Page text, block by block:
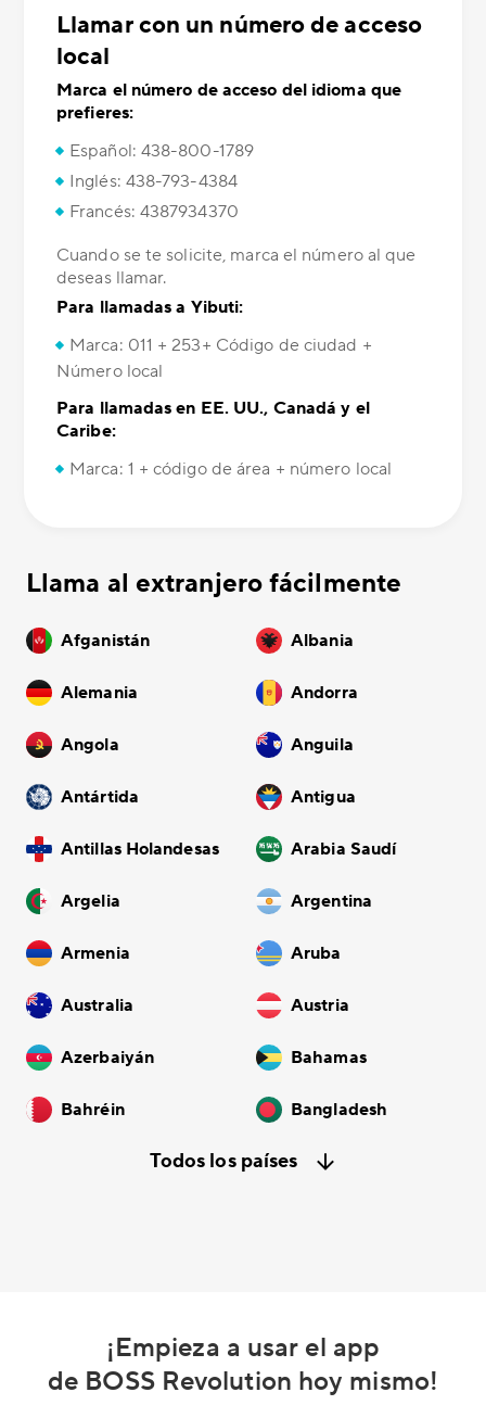
Llamar con un número de acceso
local
Marca el número de acceso del idioma que
prefieres:
Español: 438-800-1789
Inglés: 438-793-4384
Francés: 4387934370
Cuando se te solicite, marca el número al que
deseas llamar.
Para llamadas a Yibuti:
Marca: 011 + 253+ Código de ciudad +
Número local
Para llamadas en EE. UU., Canadá y el
Caribe:
Marca: 1 + código de área + número local
Llama al extranjero fácilmente
Afganistán Albania
Alemania Andorra
Angola Anguila
Antártida Antigua
Antillas Holandesas Arabia Saudí
Argelia Argentina
Armenia Aruba
Australia Austria
Azerbaiyán Bahamas
Bahréin Bangladesh
Todos los países
¡Empieza a usar el app
de BOSS Revolution hoy mismo!